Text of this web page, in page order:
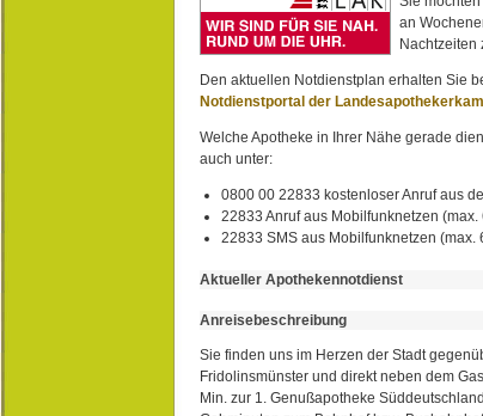
an
Nachtzeiten
Den aktuellen Notdienstplan erhalten Sie
Notdienstportal der
Welche Apotheke in Ihrer Nähe gerade
auch unter:
0800 00 22833 kostenloser Anruf aus
22833 Anruf aus Mobilfunknetzen (max.
22833 SMS aus Mobilfunknetzen (max.
Aktueller Apothekennotdienst
Anreisebeschreibung
Sie finden uns im Herzen der Stadt
Fridolinsmünster und direkt neben dem
Min. zur 1. Genußapotheke